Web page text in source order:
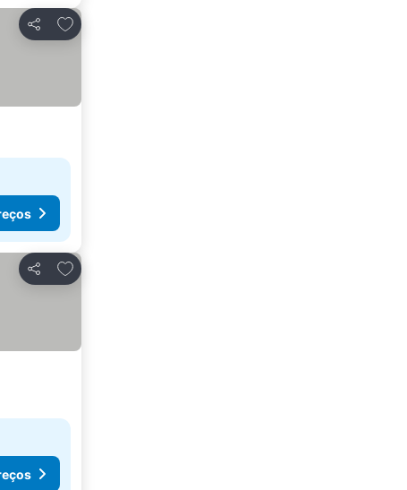
Partilhar
Adicionar aos favoritos
Partilhar
Adicionar aos favoritos